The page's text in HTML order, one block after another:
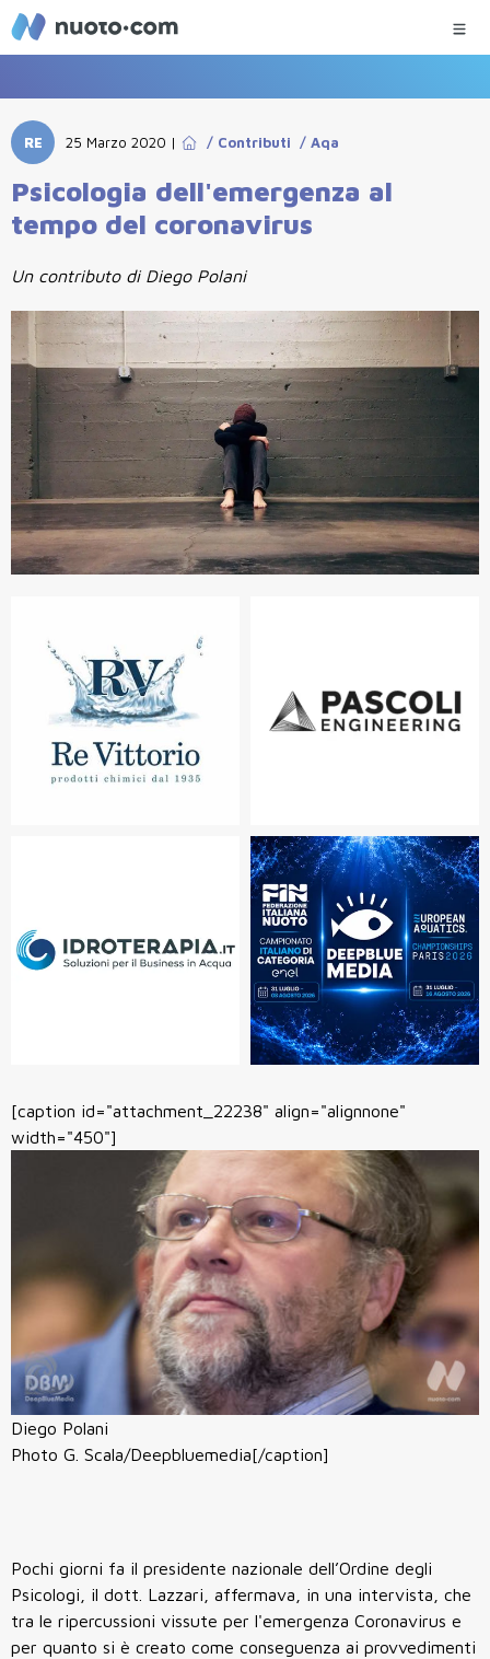
RE 25 Marzo 2020 | / Contributi /Aqa
Psicologia dell'emergenza al
tempo del coronavirus
Un contributo di Diego Polani
[caption id="attachment_22238" align="alignnone"
width="450"]
Diego Polani
Photo G. Scala/Deepbluemedia[/caption]
Pochi giorni fa il presidente nazionale dell’Ordine degli
Psicologi, il dott. Lazzari, affermava, in una intervista, che
tra le ripercussioni vissute per l'emergenza Coronavirus e
per quanto si è creato come conseguenza ai provvedimenti